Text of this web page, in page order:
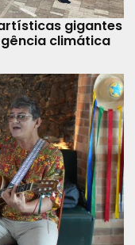
gigantes
climática